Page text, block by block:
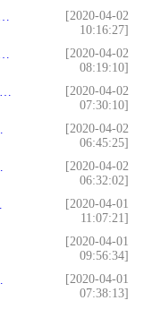
[2020-04-02
10:16:27]
[2020-04-02
08:19:10]
[2020-04-02
07:30:10]
[2020-04-02
06:45:25]
[2020-04-02
06:32:02]
[2020-04-01
11:07:21]
[2020-04-01
09:56:34]
[2020-04-01
07:38:13]